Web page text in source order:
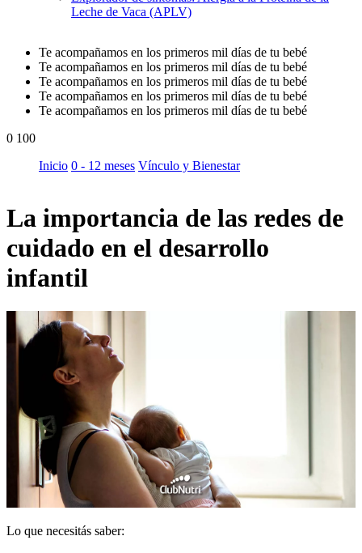
Leche de Vaca (APLV)
Te acompañamos en los primeros mil días de tu bebé
Te acompañamos en los primeros mil días de tu bebé
Te acompañamos en los primeros mil días de tu bebé
Te acompañamos en los primeros mil días de tu bebé
Te acompañamos en los primeros mil días de tu bebé
0 100
Inicio 0 - 12 meses Vínculo y Bienestar
La importancia de las redes de
cuidado en el desarrollo
infantil
Lo que necesitás saber: